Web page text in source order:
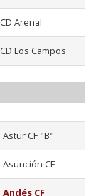
CD Arenal
CD Los Campos
Astur CF "B"
Asunción CF
Andés CF